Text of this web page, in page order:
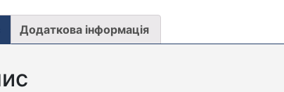
Додаткова інформація